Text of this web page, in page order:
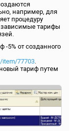
например, для
процедуру
зависимые тарифы
5% от созданного
item/77703.
тариф путем